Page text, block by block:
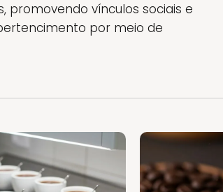
promovendo vínculos sociais e
por meio de